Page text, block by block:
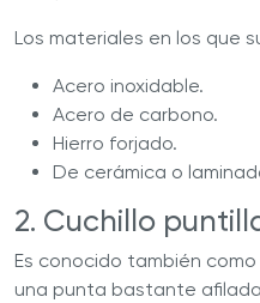
Los materiales en los que
Acero inoxidable.
Acero de carbono.
Hierro forjado.
De cerámica o
2. Cuchillo
Es conocido también
una punta bastante